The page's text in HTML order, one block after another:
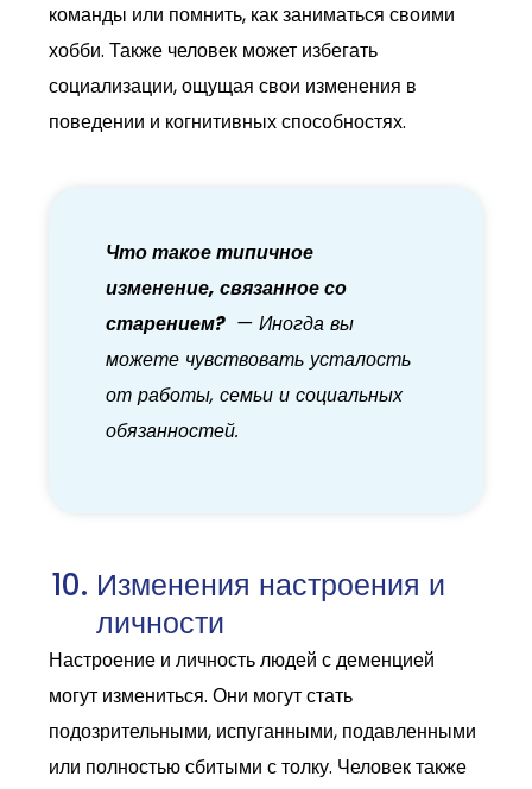
команды или помнить, как заниматься своими
хобби. Также человек может избегать
социализации, ощущая свои изменения в
поведении и когнитивных способностях.
Что такое типичное
изменение, связанное со
старением? — Иногда вы
можете чувствовать усталость
от работы, семьи и социальных
обязанностей.
Изменения настроения и
личности
Настроение и личность людей с деменцией
могут измениться. Они могут стать
подозрительными, испуганными, подавленными
или полностью сбитыми с толку. Человек также